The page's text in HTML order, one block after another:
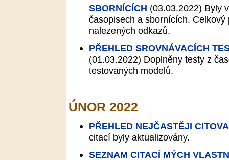
SBORNÍCÍCH (03.03.2022) Byly
časopisech a sbornících.
nalezených odkazů.
PŘEHLED SROVNÁVACÍCH
(01.03.2022) Doplněny testy z
testovaných modelů.
ÚNOR 2022
PŘEHLED NEJČASTĚJI
citací byly aktualizovány.
SEZNAM CITACÍ MÝCH